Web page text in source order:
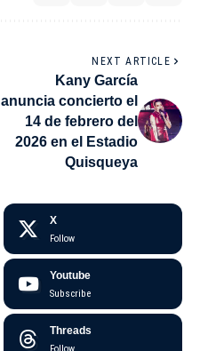
NEXT ARTICLE
Kany García
anuncia concierto el
14 de febrero del
2026 en el Estadio
Quisqueya
X
Follow
Youtube
Subscribe
Threads
Follow